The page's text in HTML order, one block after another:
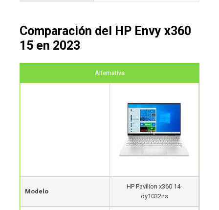
Comparación del HP Envy x360
15 en 2023
Alternativa
Modelo
HP Pavilion x360 14-
dy1032ns